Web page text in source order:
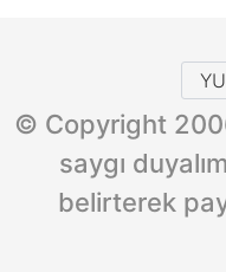
© Copyright
saygı
belirterek